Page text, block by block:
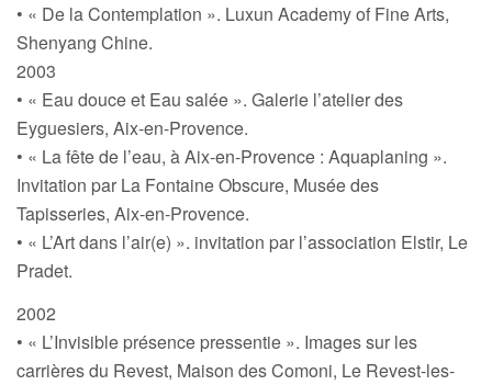
• « De la Contemplation ». Luxun Academy of Fine Arts,
Shenyang Chine.
2003
• « Eau douce et Eau salée ». Galerie l’atelier des
Eyguesiers, Aix-en-Provence.
• « La fête de l’eau, à Aix-en-Provence : Aquaplaning ».
Invitation par La Fontaine Obscure, Musée des
Tapisseries, Aix-en-Provence.
• « L’Art dans l’air(e) ». invitation par l’association Elstir, Le
Pradet.
2002
• « L’Invisible présence pressentie ». Images sur les
carrières du Revest, Maison des Comoni, Le Revest-les-